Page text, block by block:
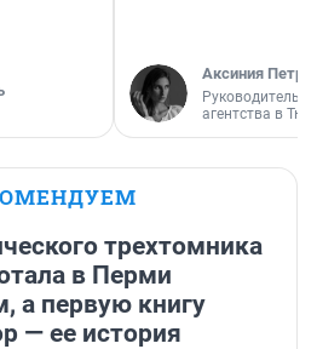
Аксиния
Руководитель
агентства в
трехтомника
в Перми
а первую книгу
— ее история